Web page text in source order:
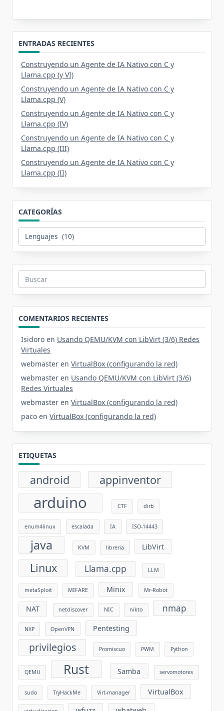
ENTRADAS RECIENTES
Construyendo un Agente de IA Nativo con C y
Llama.cpp (y VI)
Construyendo un Agente de IA Nativo con C y
Llama.cpp (V)
Construyendo un Agente de IA Nativo con C y
Llama.cpp (IV)
Construyendo un Agente de IA Nativo con C y
Llama.cpp (III)
Construyendo un Agente de IA Nativo con C y
Llama.cpp (II)
CATEGORÍAS
Categorías
Buscar:
COMENTARIOS RECIENTES
Isidoro en Usando QEMU/KVM con LibVirt (3/6) Redes
Virtuales
webmaster enVirtualBox (configurando la red)
webmaster en Usando QEMU/KVM con LibVirt (3/6)
Redes Virtuales
webmaster enVirtualBox (configurando la red)
paco enVirtualBox (configurando la red)
ETIQUETAS
android appinventor
arduino CTF dirb
enum4linux escalada IA ISO-14443
java KVM libreria LibVirt
Linux Llama.cpp LLM
metaSploit MIFARE Minix Mr-Robot
NAT netdiscover NIC nikto nmap
NXP OpenVPN Pentesting
privilegios Promiscuo PWM Python
QEMU Rust Samba servomotores
sudo TryHackMe Virt-manager VirtualBox